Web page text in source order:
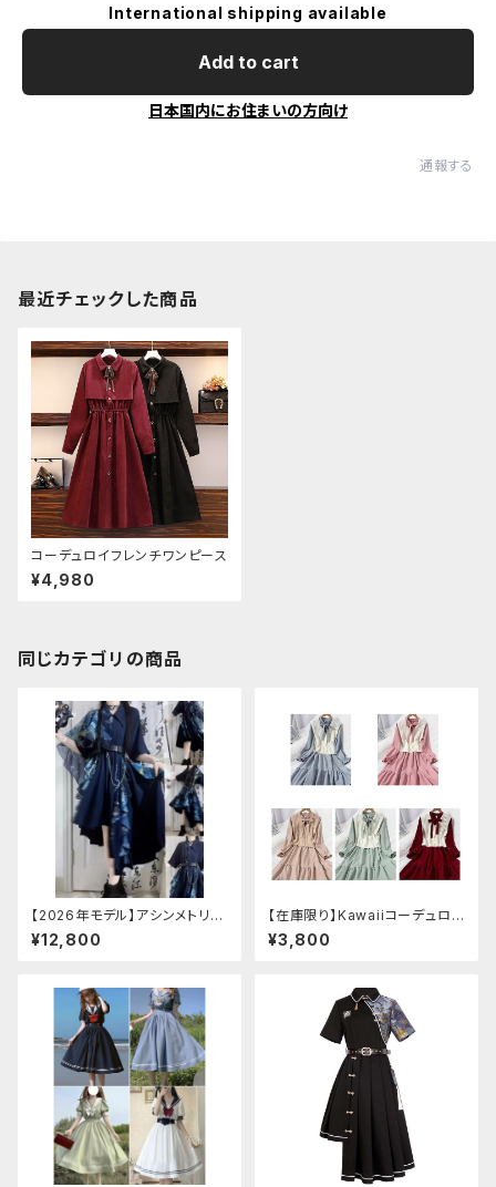
International shipping available
Add to cart
日本国内にお住まいの方向け
通報する
最近チェックした商品
コーデュロイフレンチワンピース
¥4,980
同じカテゴリの商品
【2026年モデル】アシンメトリー
チャイナ改良ドレス
¥12,800
【在庫限り】Kawaiiコーデュロイ
ニットワンピースセットアップ
¥3,800